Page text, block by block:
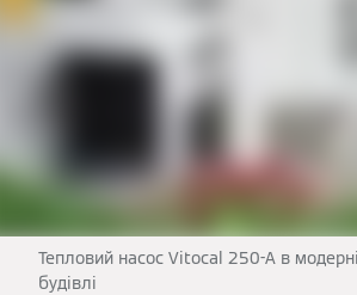
Тепловий насос Vitocal 250-A в
будівлі